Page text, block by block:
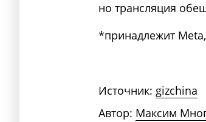
но трансляция
*принадлежит
Источник: gizchina
Автор: Максим